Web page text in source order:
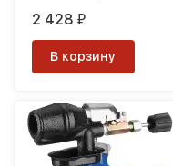
2 428₽
В корзину